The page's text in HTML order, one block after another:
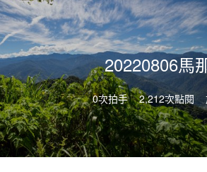
20220806馬
0次拍手 2,212次點閱